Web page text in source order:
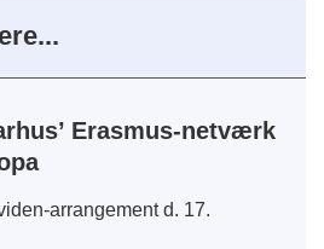
Erasmus-netværk
arrangement d. 17.